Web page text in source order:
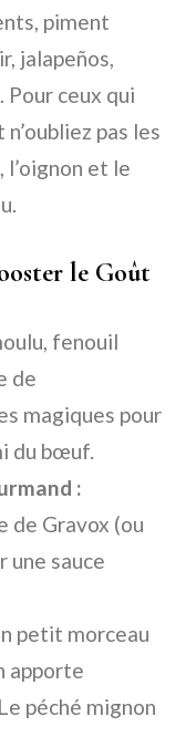
piment
jalapeños,
ceux qui
pas les
l’oignon et le
le Goût
fenouil
de
magiques pour
du bœuf.
:
de Gravox (ou
une sauce
petit morceau
apporte
péché mignon